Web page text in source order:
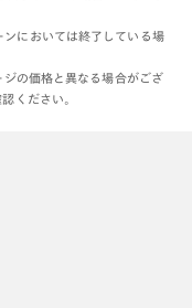
においては終了している場
の価格と異なる場合がござ
ください。